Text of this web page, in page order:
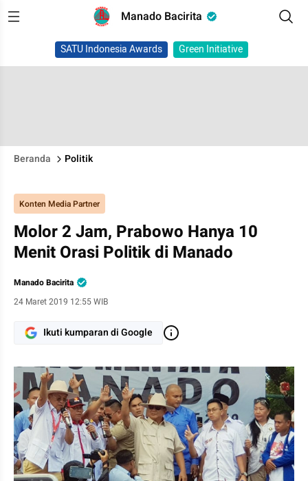
Manado Bacirita
SATU Indonesia Awards Green Initiative
Beranda Politik
Konten Media Partner
Molor 2 Jam, Prabowo Hanya 10
Menit Orasi Politik di Manado
Manado Bacirita
24 Maret 2019 12:55 WIB
Ikuti kumparan di Google